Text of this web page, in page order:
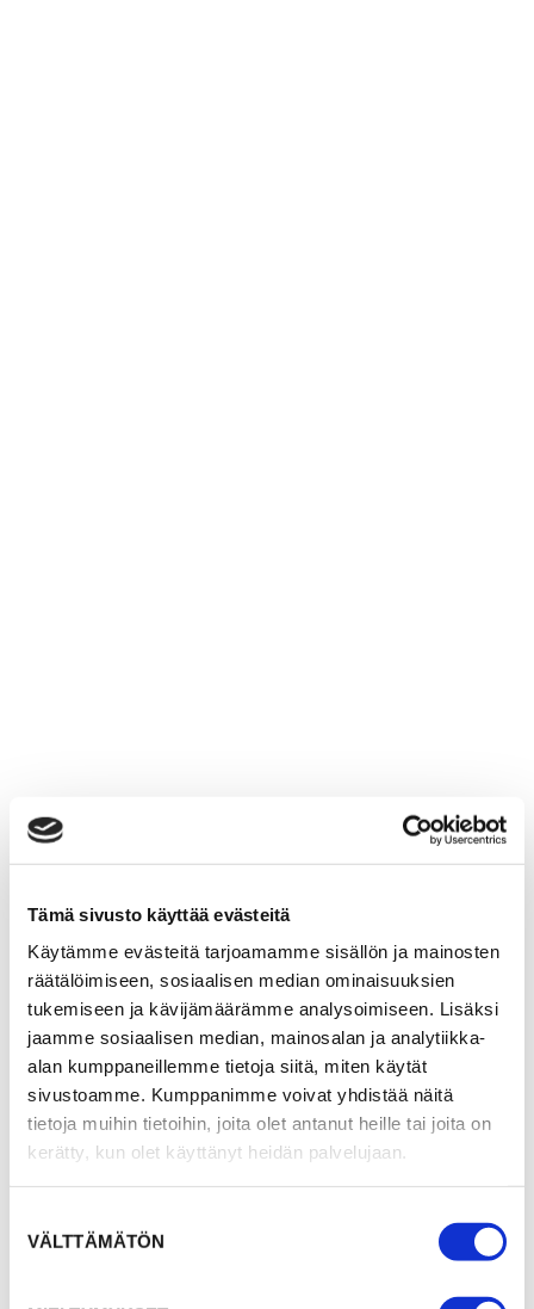
Tämä sivusto käyttää evästeitä
Käytämme evästeitä tarjoamamme sisällön ja mainosten
räätälöimiseen, sosiaalisen median ominaisuuksien
tukemiseen ja kävijämäärämme analysoimiseen. Lisäksi
jaamme sosiaalisen median, mainosalan ja analytiikka-
alan kumppaneillemme tietoja siitä, miten käytät
sivustoamme. Kumppanimme voivat yhdistää näitä
tietoja muihin tietoihin, joita olet antanut heille tai joita on
kerätty, kun olet käyttänyt heidän palvelujaan.
valinta
VÄLTTÄMÄTÖN